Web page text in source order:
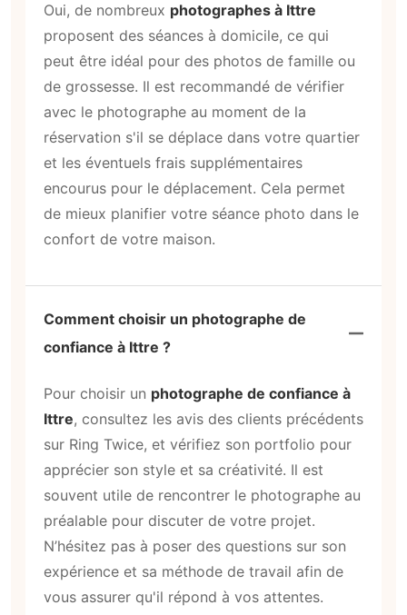
Oui, de nombreux photographes à Ittre
proposent des séances à domicile, ce qui
peut être idéal pour des photos de famille ou
de grossesse. Il est recommandé de vérifier
avec le photographe au moment de la
réservation s'il se déplace dans votre quartier
et les éventuels frais supplémentaires
encourus pour le déplacement. Cela permet
de mieux planifier votre séance photo dans le
confort de votre maison.
Comment choisir un photographe de
confiance à Ittre ?
Pour choisir un photographe de confiance à
Ittre, consultez les avis des clients précédents
sur Ring Twice, et vérifiez son portfolio pour
apprécier son style et sa créativité. Il est
souvent utile de rencontrer le photographe au
préalable pour discuter de votre projet.
N’hésitez pas à poser des questions sur son
expérience et sa méthode de travail afin de
vous assurer qu'il répond à vos attentes.